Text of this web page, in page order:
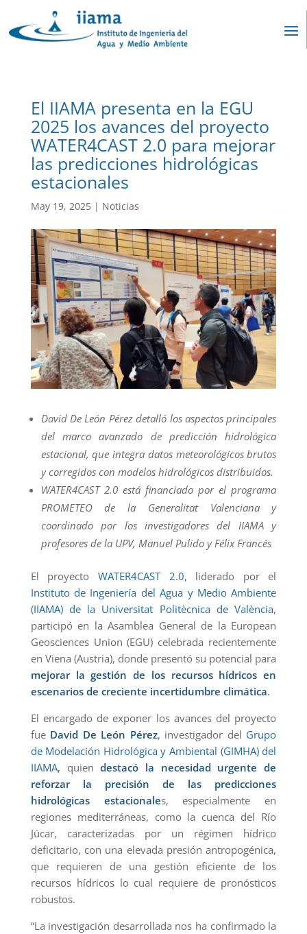
El IIAMA presenta en la EGU
2025 los avances del proyecto
WATER4CAST 2.0 para mejorar
las predicciones hidrológicas
estacionales
May 19, 2025| Noticias
David De León Pérez detalló los aspectos principales
del marco avanzado de predicción hidrológica
estacional, que integra datos meteorológicos brutos
y corregidos con modelos hidrológicos distribuidos.
WATER4CAST 2.0 está financiado por el programa
PROMETEO de la Generalitat Valenciana y
coordinado por los investigadores del IIAMA y
profesores de la UPV, Manuel Pulido y Félix Francés
El proyecto WATER4CAST 2.0, liderado por el
Instituto de Ingeniería del Agua y Medio Ambiente
(IIAMA) de la Universitat Politècnica de València,
participó en la Asamblea General de la European
Geosciences Union (EGU) celebrada recientemente
en Viena (Austria), donde presentó su potencial para
mejorar la gestión de los recursos hídricos en
escenarios de creciente incertidumbre climática.
El encargado de exponer los avances del proyecto
fue David De León Pérez, investigador del Grupo
de Modelación Hidrológica y Ambiental (GIMHA) del
IIAMA, quiendestacó la necesidad urgente de
reforzar la precisión de las predicciones
hidrológicas estacionales, especialmente en
regiones mediterráneas, como la cuenca del Río
Júcar, caracterizadas por un régimen hídrico
deficitario, con una elevada presión antropogénica,
que requieren de una gestión eficiente de los
recursos hídricos lo cual requiere de pronósticos
robustos.
“La investigación desarrollada nos ha confirmado la